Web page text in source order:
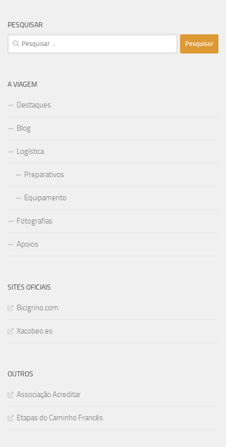
PESQUISAR
Pesquisar
por:
A VIAGEM
Destaques
Blog
Logística
Preparativos
Equipamento
Fotografias
Apoios
SITES OFICIAIS
Bicigrino.com
Xacobeo.es
OUTROS
Associação Acreditar
Etapas do Caminho Francês